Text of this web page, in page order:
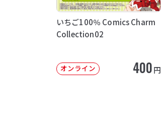
いちご100％ Comics Charm
Collection02
オンライン 400円